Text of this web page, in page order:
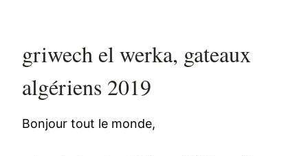
griwech el werka, gateaux
algériens 2019
Bonjour tout le monde,